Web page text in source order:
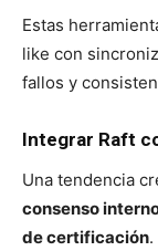
Estas
like con
fallos y
Integrar Raft
Una tendencia
consenso
de certificación.